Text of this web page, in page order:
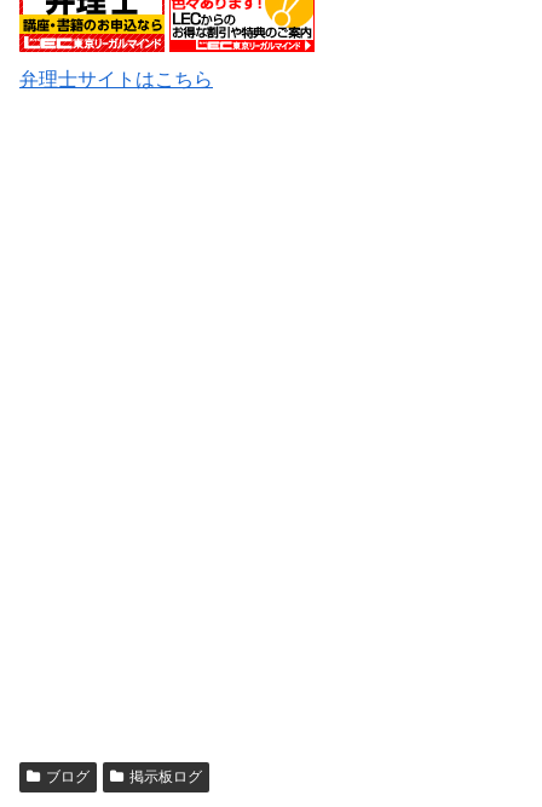
弁理士サイトはこちら
ブログ 掲示板ログ